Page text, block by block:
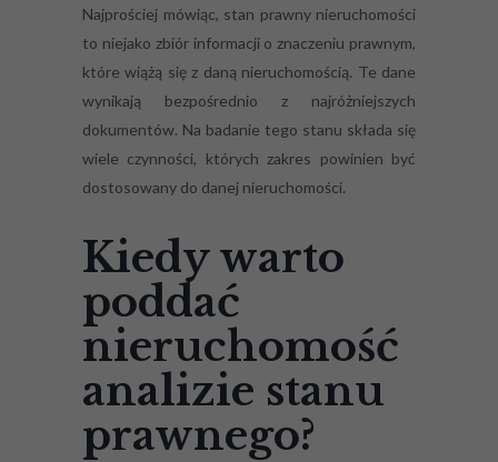
Najprościej mówiąc, stan prawny nieruchomości
to niejako zbiór informacji o znaczeniu prawnym,
które wiążą się z daną nieruchomością. Te dane
wynikają bezpośrednio z najróżniejszych
dokumentów. Na badanie tego stanu składa się
wiele czynności, których zakres powinien być
dostosowany do danej nieruchomości.
Kiedy warto
poddać
nieruchomość
analizie stanu
prawnego?